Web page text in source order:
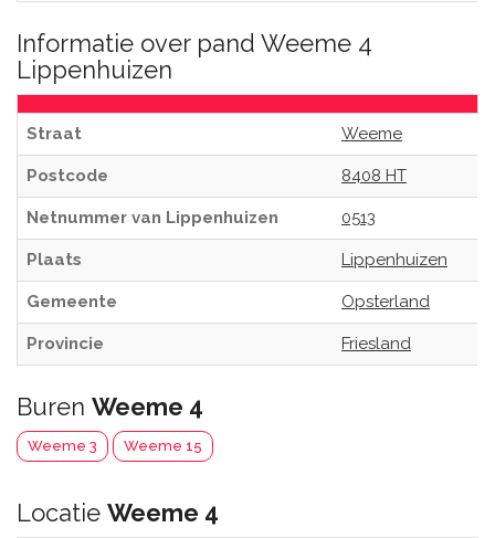
Informatie over pand Weeme 4
Lippenhuizen
Straat Weeme
Postcode 8408 HT
Netnummer van Lippenhuizen 0513
Plaats Lippenhuizen
Gemeente Opsterland
Provincie Friesland
Buren Weeme 4
Weeme 3 Weeme 15
Locatie Weeme 4